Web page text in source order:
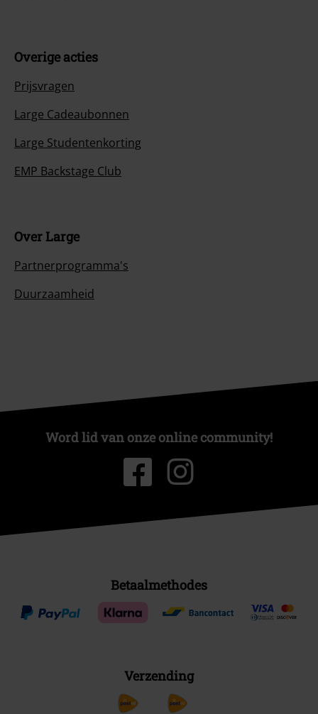
Overige acties
Prijsvragen
Large Cadeaubonnen
Large Studentenkorting
EMP Backstage Club
Over Large
Partnerprogramma's
Duurzaamheid
Word lid van onze online community!
Betaalmethodes
Verzending